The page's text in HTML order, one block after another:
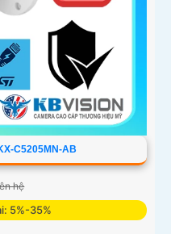
C5205MN-AB
hệ
5%-35%